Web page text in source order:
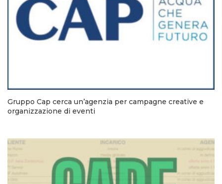
Gruppo Cap cerca un’agenzia per campagne creative e
organizzazione di eventi